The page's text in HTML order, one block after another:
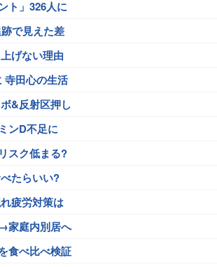
ト」326人に
で見えた差
げない理由
田心の生活
&反射区押し
ンD不足に
スク低まる?
たらいい?
疲労対策は
家庭内別居へ
食べ比べ検証